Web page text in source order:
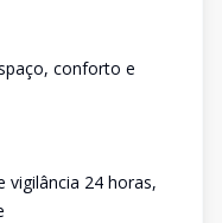
conforto e
vigilância 24 horas,